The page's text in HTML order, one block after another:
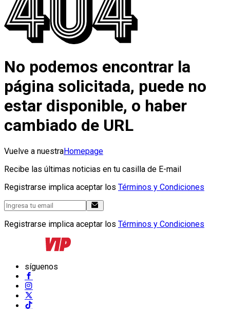
No podemos encontrar la
página solicitada, puede no
estar disponible, o haber
cambiado de URL
Vuelve a nuestraHomepage
Recibe las últimas noticias en tu casilla de E-mail
Registrarse implica aceptar los Términos y Condiciones
Registrarse implica aceptar los Términos y Condiciones
síguenos